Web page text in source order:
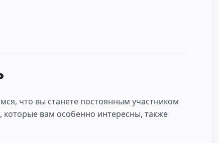
что вы станете постоянным участником
вам особенно интересны, также